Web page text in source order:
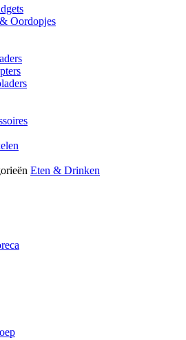
Oordopjes
Eten & Drinken